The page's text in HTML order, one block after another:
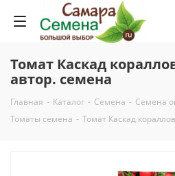
Томат Каскад
автор. семена
Главная - Каталог - Семена - Семена
Томаты семена - Томат Каскад